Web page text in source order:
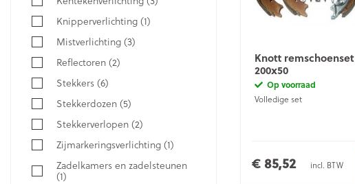
Knipperverlichting(1)
Mistverlichting(3)
Reflectoren(2)
Stekkers(6)
Stekkerdozen(5)
Stekkerverlopen(2)
Zijmarkeringsverlichting(1)
Zadelkamers en zadelsteunen
(1)
Knott remschoenset
200x50
Op voorraad
Volledige set
€ 85,52 incl. BTW